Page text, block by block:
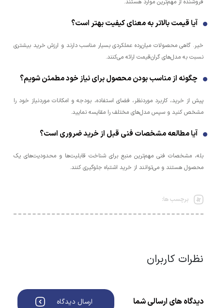
فروشنده از مهم‌ترین موارد هستند.
آیا قیمت بالاتر به معنای کیفیت بهتر است؟
خیر. گاهی محصولات میان‌رده عملکردی بسیار مناسب دارند و ارزش خرید بیشتری
نسبت به مدل‌های گران‌قیمت ارائه می‌کنند.
چگونه از مناسب بودن محصول برای نیاز خود مطمئن شویم؟
پیش از خرید، کاربرد موردنظر، فضای استفاده، بودجه و امکانات موردنیاز خود را
مشخص کنید و سپس مدل‌های مختلف را مقایسه نمایید.
آیا مطالعه مشخصات فنی قبل از خرید ضروری است؟
بله، مشخصات فنی مهم‌ترین منبع برای شناخت قابلیت‌ها و محدودیت‌های یک
محصول هستند و می‌توانند از خرید اشتباه جلوگیری کنند.
برچسب ها:
نظرات کاربران
دیدگاه های ارسالی شما ارسال دیدگاه